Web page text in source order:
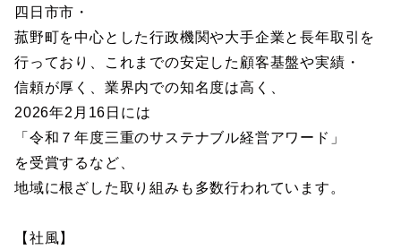
四日市市・
菰野町を中心とした行政機関や大手企業と長年取引を
行っており、これまでの安定した顧客基盤や実績・
信頼が厚く、業界内での知名度は高く、
2026年2月16日には
「令和７年度三重のサステナブル経営アワード」
を受賞するなど、
地域に根ざした取り組みも多数行われています。
【社風】